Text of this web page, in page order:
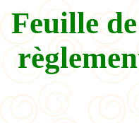
Feuille